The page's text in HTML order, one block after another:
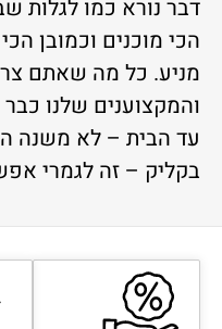
דבר נורא כמו לגלות
הכי מוכנים וכמובן
מניע. כל מה שאתם
והמקצוענים שלנו
עד הבית – לא משנה
בקליק – זה לגמרי